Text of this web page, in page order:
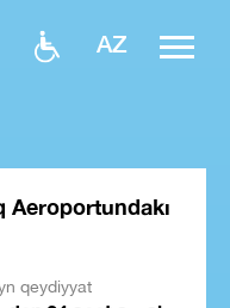
AZ
Aeroportundakı
qeydiyyat